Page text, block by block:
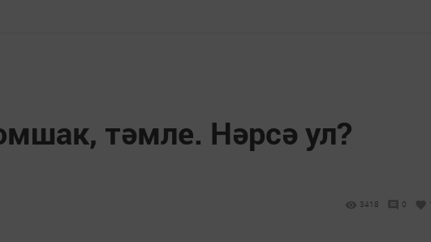
тәмле. Нәрсә ул?
3418 0